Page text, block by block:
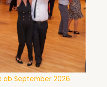
n
g
e
-
T
-
K
s
a
b
ab September 2026